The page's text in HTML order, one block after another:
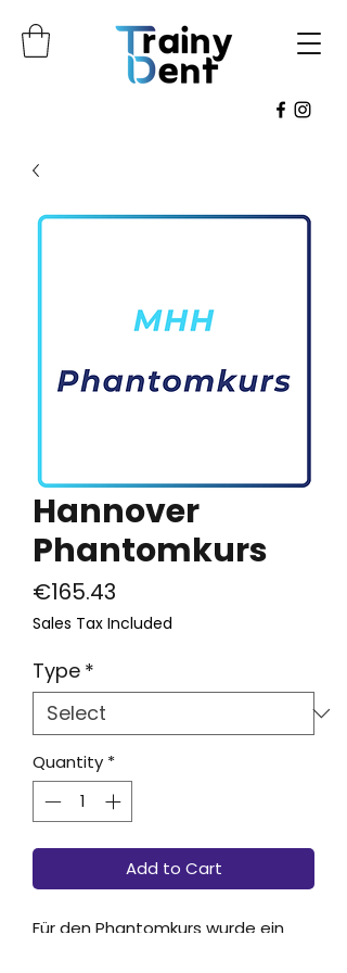
Hannover
Phantomkurs
€165.43
Sales Tax Included
Type *
Quantity *
Add to Cart
Für den Phantomkurs wurde ein